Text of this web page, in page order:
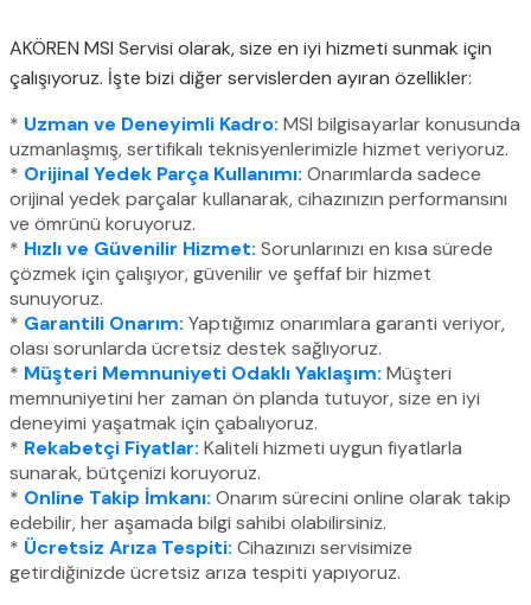
AKÖREN MSI Servisi olarak, size en iyi hizmeti sunmak için
çalışıyoruz. İşte bizi diğer servislerden ayıran özellikler:
* Uzman ve Deneyimli Kadro: MSI bilgisayarlar konusunda
uzmanlaşmış, sertifikalı teknisyenlerimizle hizmet veriyoruz.
* Orijinal Yedek Parça Kullanımı: Onarımlarda sadece
orijinal yedek parçalar kullanarak, cihazınızın performansını
ve ömrünü koruyoruz.
* Hızlı ve Güvenilir Hizmet: Sorunlarınızı en kısa sürede
çözmek için çalışıyor, güvenilir ve şeffaf bir hizmet
sunuyoruz.
* Garantili Onarım: Yaptığımız onarımlara garanti veriyor,
olası sorunlarda ücretsiz destek sağlıyoruz.
* Müşteri Memnuniyeti Odaklı Yaklaşım: Müşteri
memnuniyetini her zaman ön planda tutuyor, size en iyi
deneyimi yaşatmak için çabalıyoruz.
* Rekabetçi Fiyatlar: Kaliteli hizmeti uygun fiyatlarla
sunarak, bütçenizi koruyoruz.
* Online Takip İmkanı: Onarım sürecini online olarak takip
edebilir, her aşamada bilgi sahibi olabilirsiniz.
* Ücretsiz Arıza Tespiti: Cihazınızı servisimize
getirdiğinizde ücretsiz arıza tespiti yapıyoruz.